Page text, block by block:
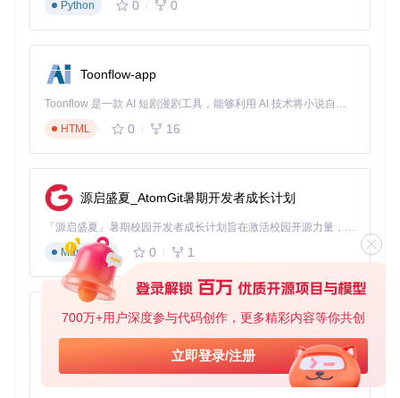
700万+用户深度参与代码创作，更多精彩内容等你共创
立即登录/注册
左侧面板：声库选择与参数调节
中央编辑区：音符与音轨编辑
顶部工具栏：文件操作与播放控制
底部状态栏：项目信息与状态显示
第三步：创建第一个项目
点击"File" → "New Project"创建新项目
点击左侧面板的"+"号添加音轨
选择声库和语言类型
开始添加和编辑音符
第四步：录制与编辑
在编辑区中，你可以：
点击网格添加音符
拖动音符调整位置和时长
双击音符输入歌词
使用右侧属性面板调整音高、音量等参数
第五步：播放与导出
使用顶部播放控制按钮预览作品
Python
0 0
Toonflow-app
Toonflow 是一款 AI 短剧漫剧工具，能够利用 AI 技术将小说自动转化为剧本，并结合 AI 生成的图片和视频，实现高效的短剧创作。借助 Toonflow，可以轻松完成从文字到影像的全流程，让短剧制作变得更加智能与便捷。
HTML
0 16
源启盛夏_AtomGit暑期开发者成长计划
「源启盛夏」暑期校园开发者成长计划旨在激活校园开源力量，通过积分激励、认证扶持、资源倾斜等形式，引导高校组织和开发者完成「入驻 — 建项目 — 做贡献 — 获认证 — 得资源」的完整闭环。无论你是想带领社团入驻平台的组织者，还是希望用代码贡献证明自己的开发者，都能在这里找到属于你的成长路径。
Markdown
0 1
AionUi
免费、本地、开源的 24/7 全天候 Cowork 应用，以及适用于 Gemini CLI、Claude Code、Codex、OpenCode、Qwen Code、Goose CLI、Auggie 等的 OpenClaw | 🌟 喜欢就点star吧
TypeScript
0 6